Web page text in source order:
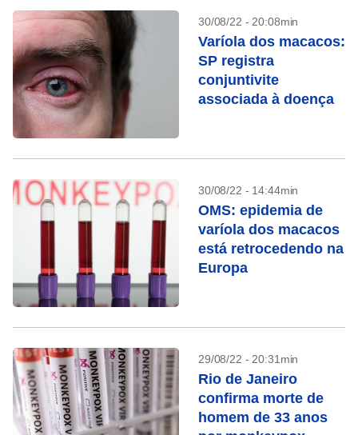
30/08/22 - 20:08min
Varíola dos macacos:
SP registra
conjuntivite
associada à doença
30/08/22 - 14:44min
OMS: epidemia de
varíola dos macacos
está retrocedendo na
Europa
29/08/22 - 20:31min
Rio de Janeiro
confirma morte de
homem de 33 anos